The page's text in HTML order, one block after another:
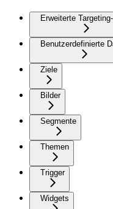
Erweiterte
Benutzerdefinierte
Ziele
Bilder
Segmente
Themen
Trigger
Widgets